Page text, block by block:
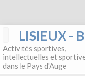
LISIEUX -
Activités sportives,
intellectuelles et
dans le Pays d'Auge